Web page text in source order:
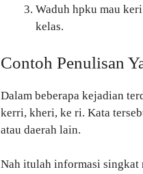
Waduh hpku mau
kelas.
Contoh Penulisan
Dalam beberapa kejadian
kerri, kheri, ke ri. Kata
atau daerah lain.
Nah itulah informasi singkat